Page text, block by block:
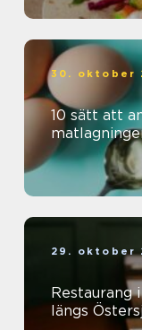
30. oktober
10 sätt att
29. oktober
Restaurang
längs